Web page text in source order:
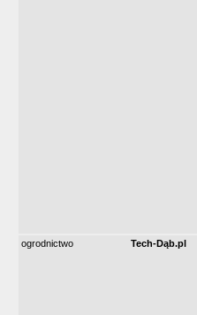
ogrodnictwo Tech-Dąb.pl